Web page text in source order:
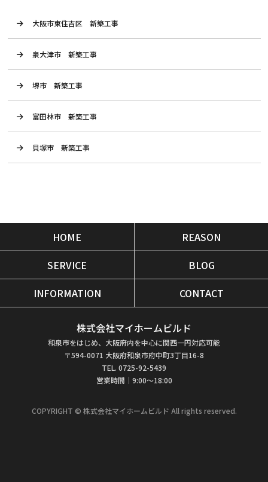
大阪市東住吉区 新築工事
泉大津市 新築工事
堺市 新築工事
富田林市 新築工事
貝塚市 新築工事
HOME
REASON
SERVICE
BLOG
INFORMATION
CONTACT
株式会社マイホームビルド
和泉市をはじめ、大阪府内を中心に関西一円対応可能
〒594-0071 大阪府和泉市府中町3丁目16-8
TEL. 0725-92-5439
営業時間｜9:00～18:00
COPYRIGHT © 株式会社マイホームビルド All rights reserved.